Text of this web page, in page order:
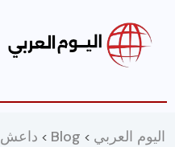
اليوم العربي >
Blog
> داعش